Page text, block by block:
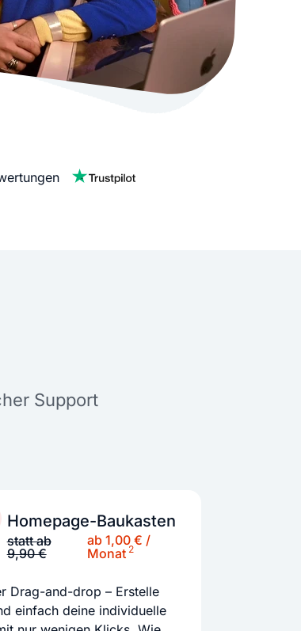
Sehr beliebt
Ihre Website
Social Media Marketing
Mehr Kunden über Instagram &
Online Complete
Support
Homepage-Baukasten
statt ab
9,90 €
ab 1,00 € /
Monat 2
Drag-and-drop – Erstelle
einfach deine individuelle